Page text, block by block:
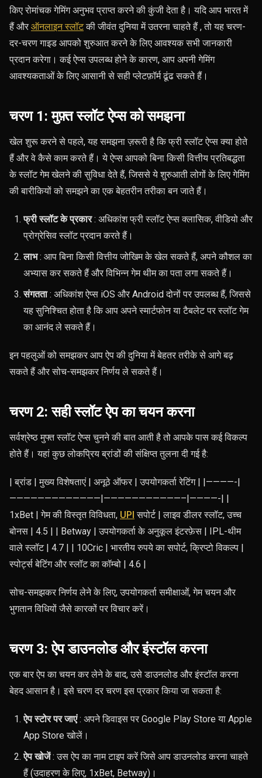
किए रोमांचक गेमिंग अनुभव प्राप्त करने की कुंजी देता है। यदि आप भारत में
हैं और ऑनलाइन स्लॉटकी जीवंत दुनिया में उतरना चाहते हैं , तो यह चरण-
दर-चरण गाइड आपको शुरुआत करने के लिए आवश्यक सभी जानकारी
प्रदान करेगा। कई ऐप्स उपलब्ध होने के कारण, आप अपनी गेमिंग
आवश्यकताओं के लिए आसानी से सही प्लेटफ़ॉर्म ढूंढ सकते हैं।
चरण 1: मुफ़्त स्लॉट ऐप्स को समझना
खेल शुरू करने से पहले, यह समझना ज़रूरी है कि फ्री स्लॉट ऐप्स क्या होते
हैं और वे कैसे काम करते हैं। ये ऐप्स आपको बिना किसी वित्तीय प्रतिबद्धता
के स्लॉट गेम खेलने की सुविधा देते हैं, जिससे ये शुरुआती लोगों के लिए गेमिंग
की बारीकियों को समझने का एक बेहतरीन तरीका बन जाते हैं।
फ्री स्लॉट के प्रकार: अधिकांश फ्री स्लॉट ऐप्स क्लासिक, वीडियो और
प्रोग्रेसिव स्लॉट प्रदान करते हैं।
लाभ: आप बिना किसी वित्तीय जोखिम के खेल सकते हैं, अपने कौशल का
अभ्यास कर सकते हैं और विभिन्न गेम थीम का पता लगा सकते हैं।
संगतता: अधिकांश ऐप्स iOS और Android दोनों पर उपलब्ध हैं, जिससे
यह सुनिश्चित होता है कि आप अपने स्मार्टफोन या टैबलेट पर स्लॉट गेम
का आनंद ले सकते हैं।
इन पहलुओं को समझकर आप ऐप की दुनिया में बेहतर तरीके से आगे बढ़
सकते हैं और सोच-समझकर निर्णय ले सकते हैं।
चरण 2: सही स्लॉट ऐप का चयन करना
सर्वश्रेष्ठ मुफ्त स्लॉट ऐप्स चुनने की बात आती है तो आपके पास कई विकल्प
होते हैं। यहां कुछ लोकप्रिय ब्रांडों की संक्षिप्त तुलना दी गई है:
| ब्रांड | मुख्य विशेषताएं | अनूठे ऑफर | उपयोगकर्ता रेटिंग | |————-|
—————————————|———————————–|————-| |
1xBet | गेम की विस्तृत विविधता, UPI सपोर्ट | लाइव डीलर स्लॉट, उच्च
बोनस | 4.5 | | Betway | उपयोगकर्ता के अनुकूल इंटरफ़ेस | IPL-थीम
वाले स्लॉट | 4.7 | | 10Cric | भारतीय रुपये का सपोर्ट, क्रिप्टो विकल्प |
स्पोर्ट्स बेटिंग और स्लॉट का कॉम्बो | 4.6 |
सोच-समझकर निर्णय लेने के लिए, उपयोगकर्ता समीक्षाओं, गेम चयन और
भुगतान विधियों जैसे कारकों पर विचार करें।
चरण 3: ऐप डाउनलोड और इंस्टॉल करना
एक बार ऐप का चयन कर लेने के बाद, उसे डाउनलोड और इंस्टॉल करना
बेहद आसान है। इसे चरण दर चरण इस प्रकार किया जा सकता है:
ऐप स्टोर पर जाएं: अपने डिवाइस पर Google Play Store या Apple
App Store खोलें।
ऐप खोजें: उस ऐप का नाम टाइप करें जिसे आप डाउनलोड करना चाहते
हैं (उदाहरण के लिए, 1xBet, Betway)।